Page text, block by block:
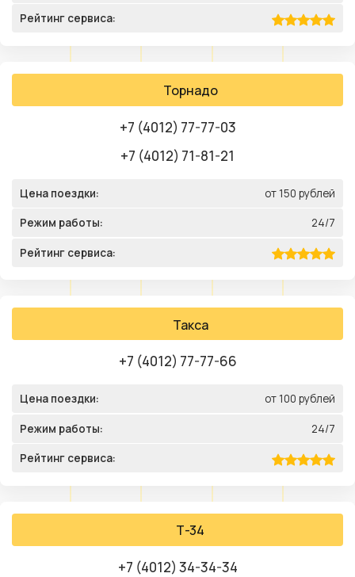
Рейтинг сервиса:
Торнадо
+7 (4012) 77-77-03
+7 (4012) 71-81-21
Цена поездки: от 150 рублей
Режим работы: 24/7
Рейтинг сервиса:
Такса
+7 (4012) 77-77-66
Цена поездки: от 100 рублей
Режим работы: 24/7
Рейтинг сервиса:
Т-34
+7 (4012) 34-34-34